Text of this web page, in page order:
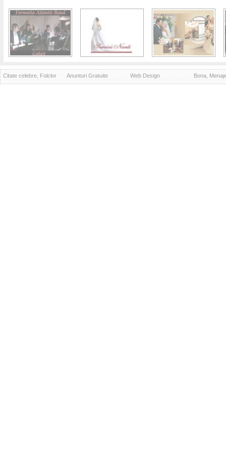
Citate celebre, Folclor Anunturi Gratuite Web Design Bona,